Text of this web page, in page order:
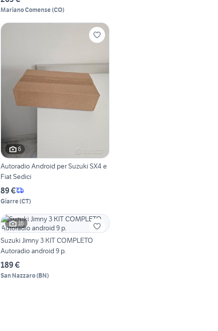
Mariano Comense(CO)
6
Autoradio Android per Suzuki SX4 e
Fiat Sedici
89 €
Giarre(CT)
16
Suzuki Jimny 3 KIT COMPLETO
Autoradio android 9 p.
189 €
San Nazzaro(BN)